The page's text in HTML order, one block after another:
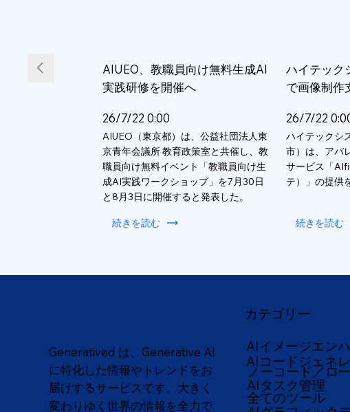
AIUEO、教職員向け無料生成AI
実践研修を開催へ
26/7/22 0:00
AIUEO（東京都）は、公益社団法人東
京青年会議所 教育政策室と共催し、教
職員向け無料イベント「教職員向け生
成AI実践ワークショップ」を7月30日
と8月3日に開催すると発表した。
続きを読む
ハイテック
で画像制作
26/7/22
ハイテックシ
市）は、アパ
サービス「
テ）」の提供
続きを読む
カテゴリー
AIイメージエン
AIコードジェネ
AIタスク管理
ノーコード／ロ
全てのツール
Generatived は、Generative AI
に特化した情報やトレンドをお
届けするサービスです。大きく
変わりゆく世界の情報を全力で